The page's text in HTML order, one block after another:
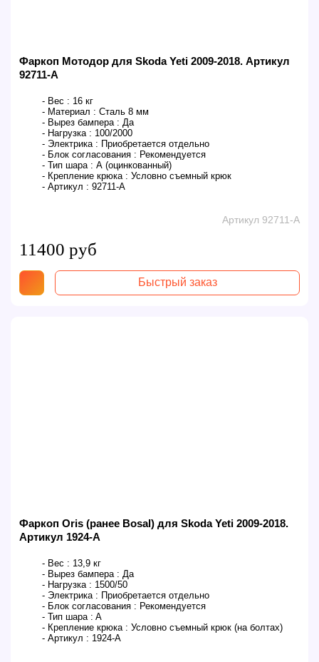
Фаркоп Мотодор для Skoda Yeti 2009-2018. Артикул
92711-A
- Вес : 16 кг
- Материал : Сталь 8 мм
- Вырез бампера : Да
- Нагрузка : 100/2000
- Электрика : Приобретается отдельно
- Блок согласования : Рекомендуется
- Тип шара : А (оцинкованный)
- Крепление крюка : Условно съемный крюк
- Артикул : 92711-A
Артикул 92711-A
11400 руб
Быстрый заказ
Фаркоп Oris (ранее Bosal) для Skoda Yeti 2009-2018.
Артикул 1924-A
- Вес : 13,9 кг
- Вырез бампера : Да
- Нагрузка : 1500/50
- Электрика : Приобретается отдельно
- Блок согласования : Рекомендуется
- Тип шара : A
- Крепление крюка : Условно съемный крюк (на болтах)
- Артикул : 1924-A